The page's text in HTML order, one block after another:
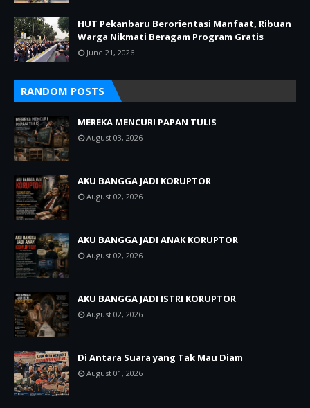
HUT Pekanbaru Berorientasi Manfaat, Ribuan
Warga Nikmati Beragam Program Gratis
June 21, 2026
RANDOM POSTS
MEREKA MENCURI PAPAN TULIS
August 03, 2026
AKU BANGGA JADI KORUPTOR
August 02, 2026
AKU BANGGA JADI ANAK KORUPTOR
August 02, 2026
AKU BANGGA JADI ISTRI KORUPTOR
August 02, 2026
Di Antara Suara yang Tak Mau Diam
August 01, 2026